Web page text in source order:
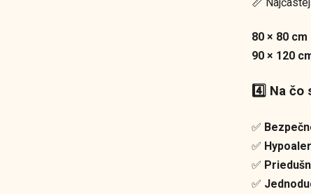
80 × 80 cm
90 × 120
4️⃣ Na
✅
✅
✅
✅